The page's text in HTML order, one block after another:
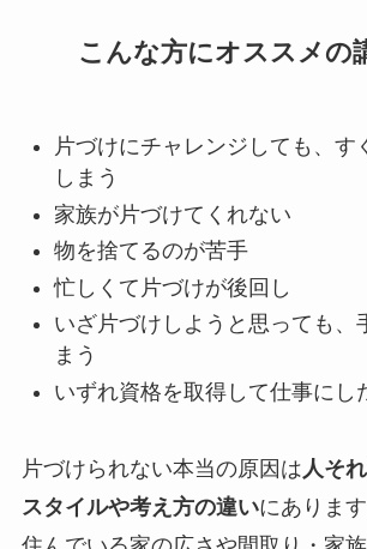
こんな方にオススメの
片づけにチャレンジしても、す
しまう
家族が片づけてくれない
物を捨てるのが苦手
忙しくて片づけが後回し
いざ片づけしようと思っても、
まう
いずれ資格を取得して仕事にし
片づけられない本当の原因は人そ
スタイルや考え方の違いにあります